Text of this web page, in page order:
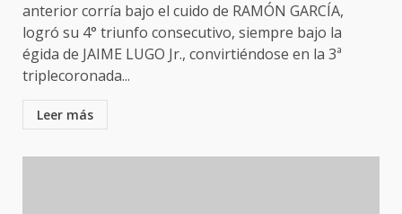
anterior corría bajo el cuido de RAMÓN GARCÍA,
logró su 4° triunfo consecutivo, siempre bajo la
égida de JAIME LUGO Jr., convirtiéndose en la 3ª
triplecoronada...
Leer más